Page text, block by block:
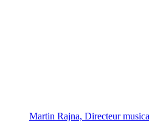
Martin Rajna, Directeur